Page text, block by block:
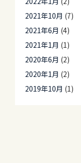
2021年10月 (7)
2021年6月 (4)
2021年1月 (1)
2020年6月 (2)
2020年1月 (2)
2019年10月 (1)